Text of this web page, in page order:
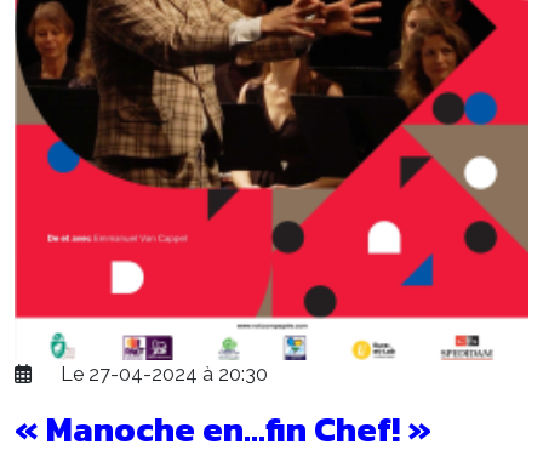
Le 27-04-2024 à 20:30
« Manoche en…fin Chef! »